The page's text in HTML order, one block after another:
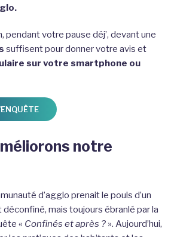
pendant votre pause déj’, devant une
suffisent pour donner votre avis et
sur votre smartphone ou
notre
d’agglo prenait le pouls d’un
mais toujours ébranlé par la
« Confinés et après ? ». Aujourd’hui,